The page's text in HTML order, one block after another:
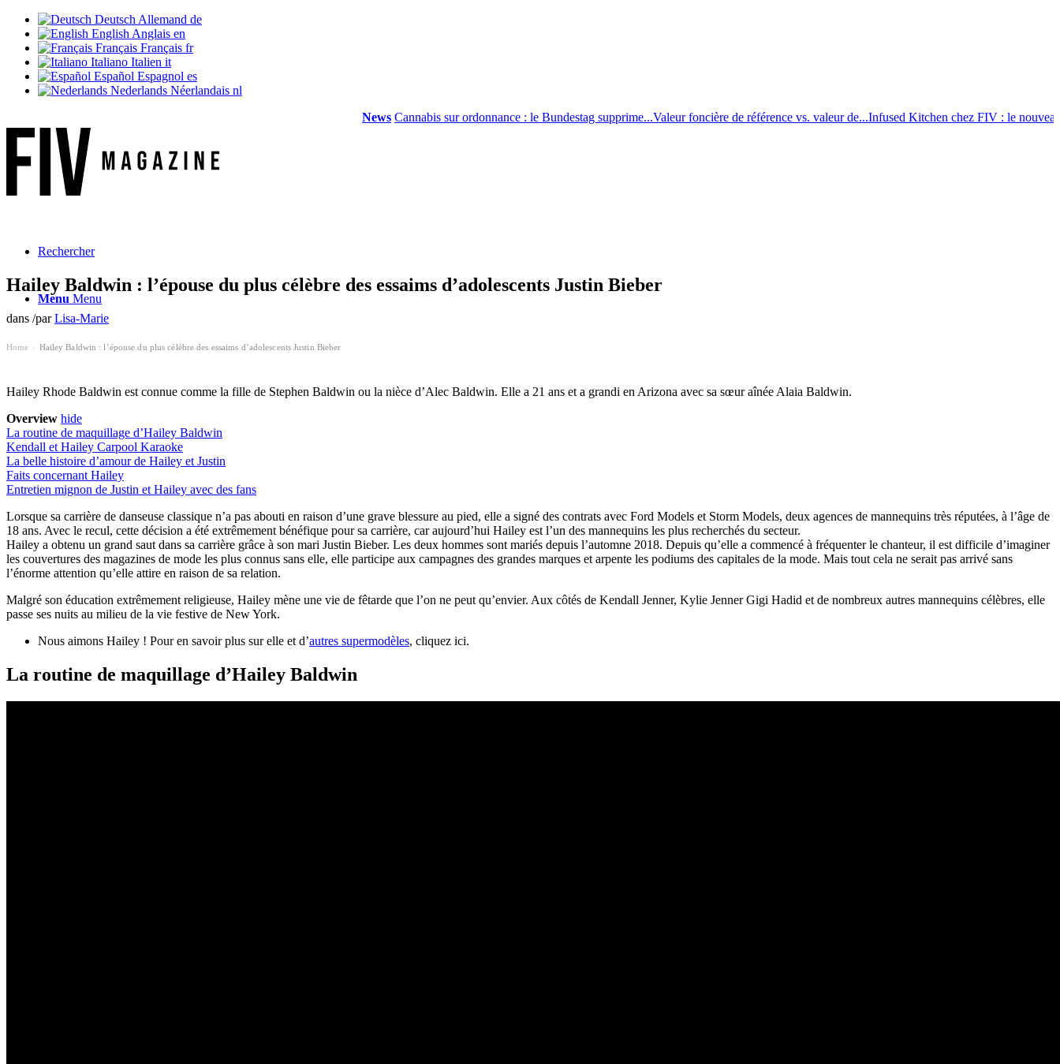
Deutsch Allemand de
English Anglais en
Français Français fr
Italiano Italien it
Español Espagnol es
Nederlands Néerlandais nl
News Cannabis sur ordonnance : le Bundestag supprime...Valeur foncière de référence vs. valeur de...Infused Kitchen chez FIV : le nouveau...
Rechercher
Menu Menu
Hailey Baldwin : l’épouse du plus célèbre des essaims d’adolescents Justin Bieber
dans /parLisa-Marie
Home Hailey Baldwin : l’épouse du plus célèbre des essaims d’adolescents Justin Bieber
Hailey Rhode Baldwin est connue comme la fille de Stephen Baldwin ou la nièce d’Alec Baldwin. Elle a 21 ans et a grandi en Arizona avec sa sœur aînée Alaia Baldwin.
Overview hide
La routine de maquillage d’Hailey Baldwin
Kendall et Hailey Carpool Karaoke
La belle histoire d’amour de Hailey et Justin
Faits concernant Hailey
Entretien mignon de Justin et Hailey avec des fans
Lorsque sa carrière de danseuse classique n’a pas abouti en raison d’une grave blessure au pied, elle a signé des contrats avec Ford Models et Storm Models, deux agences de mannequins très réputées, à l’âge de
18 ans. Avec le recul, cette décision a été extrêmement bénéfique pour sa carrière, car aujourd’hui Hailey est l’un des mannequins les plus recherchés du secteur.
Hailey a obtenu un grand saut dans sa carrière grâce à son mari Justin Bieber. Les deux hommes sont mariés depuis l’automne 2018. Depuis qu’elle a commencé à fréquenter le chanteur, il est difficile d’imaginer
les couvertures des magazines de mode les plus connus sans elle, elle participe aux campagnes des grandes marques et arpente les podiums des capitales de la mode. Mais tout cela ne serait pas arrivé sans
l’énorme attention qu’elle attire en raison de sa relation.
Malgré son éducation extrêmement religieuse, Hailey mène une vie de fêtarde que l’on ne peut qu’envier. Aux côtés de Kendall Jenner, Kylie Jenner Gigi Hadid et de nombreux autres mannequins célèbres, elle
passe ses nuits au milieu de la vie festive de New York.
Nous aimons Hailey ! Pour en savoir plus sur elle et d’autres supermodèles, cliquez ici.
La routine de maquillage d’Hailey Baldwin